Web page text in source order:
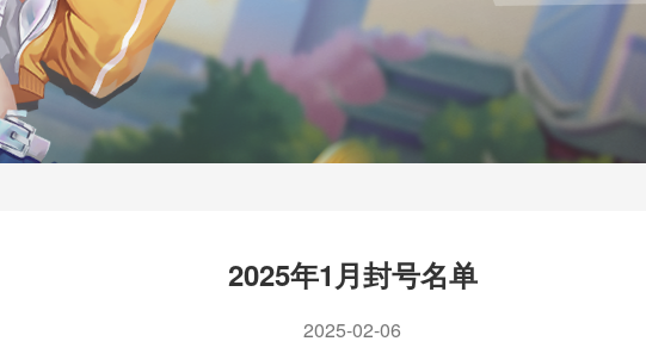
2025年1月封号名单
2025-02-06